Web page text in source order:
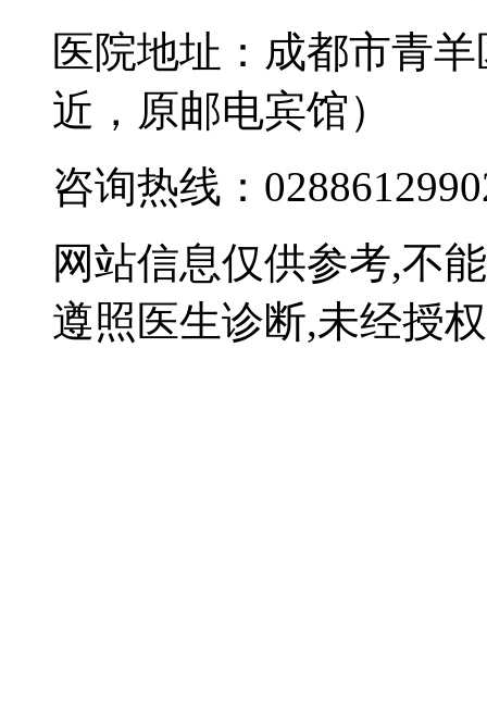
医院地址：成都市青
近，原邮电宾馆）
咨询热线：
网站信息仅供参考,不
遵照医生诊断,未经授